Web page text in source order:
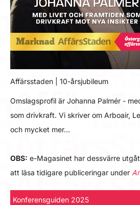
Affärsstaden | 10-årsjubileum
Omslagsprofil är Johanna Palmér -
som drivkraft. Vi skriver om Arboair,
och mycket mer…
OBS: e-Magasinet har dessvärre
att läsa tidigare publiceringar under
Konferensguiden 2025